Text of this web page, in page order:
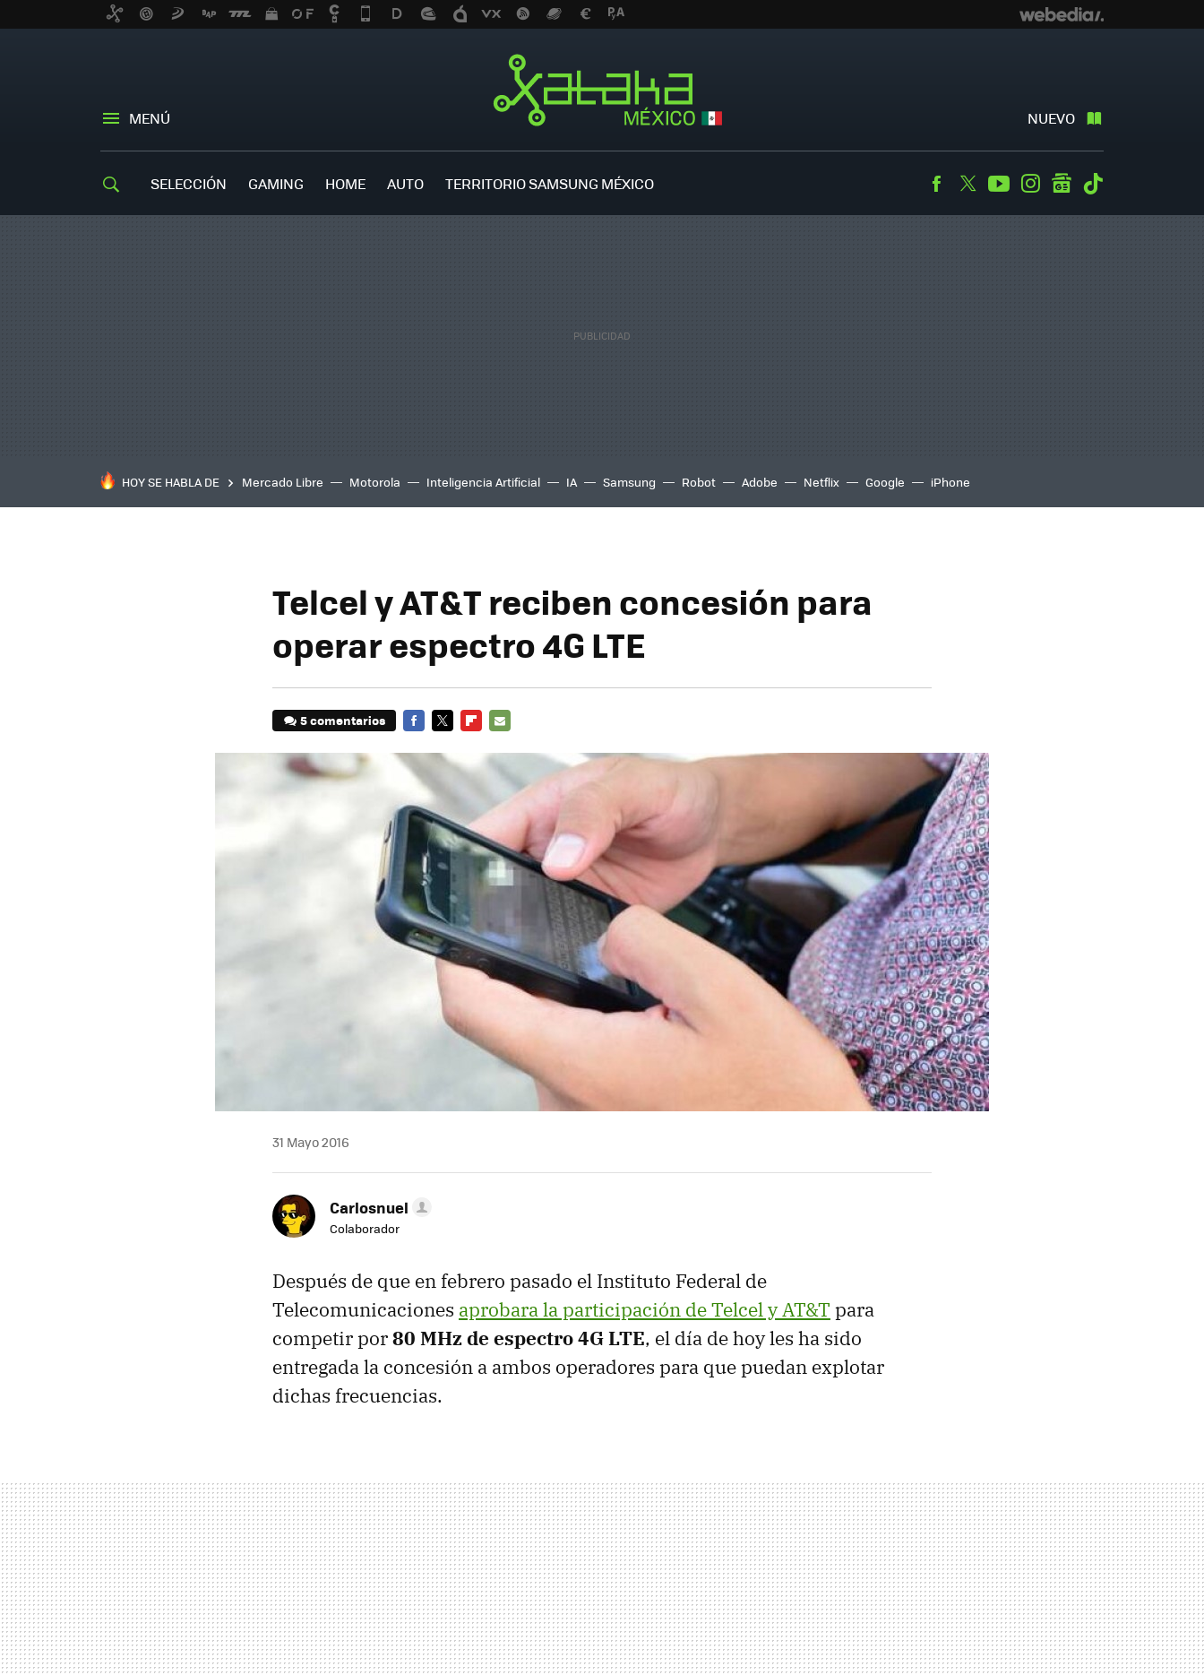
MENÚ NUEVO
SELECCIÓN GAMING HOME AUTO TERRITORIO SAMSUNG MÉXICO Facebook
TwitterYoutubeInstagramgooglenews
HOY SE HABLA DE Mercado Libre Motorola Inteligencia Artificial IA Samsung Robot Adobe Netflix Google iPhone
Telcel y AT&T reciben concesión para
operar espectro 4G LTE
5 comentarios
MAIL
31 Mayo 2016
Carlosnuel
Colaborador
Después de que en febrero pasado el Instituto Federal de
Telecomunicaciones aprobara la participación de Telcel y AT&T para
competir por80 MHz de espectro 4G LTE, el día de hoy les ha sido
entregada la concesión a ambos operadores para que puedan explotar
dichas frecuencias.